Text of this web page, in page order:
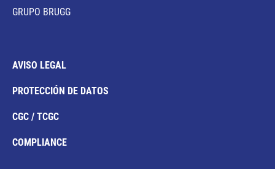
GRUPO BRUGG
AVISO LEGAL
PROTECCIÓN DE DATOS
CGC / TCGC
COMPLIANCE